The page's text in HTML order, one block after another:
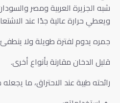
شبه الجزيرة العربية ومصر
ويعطي حرارة عالية جدًا عند
جمره يدوم لفترة طويلة ولا
قليل الدخان مقارنة بأنواع أخرى.
رائحته طيبة عند الاحتراق، ما